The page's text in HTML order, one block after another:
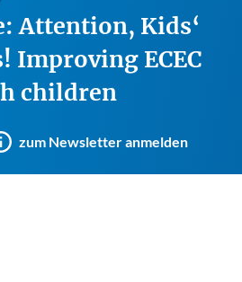
Attention, Kids‘
Improving ECEC
children
zum Newsletter anmelden